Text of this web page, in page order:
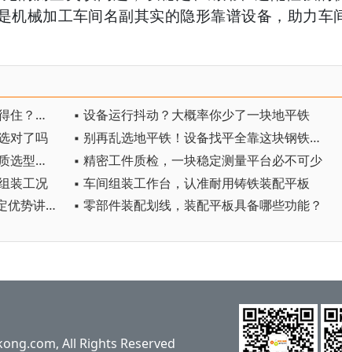
机械加工车间名副其实的隐形靠谱设备，助力车
▪ 设备来回移位碾压，什么地板能扛得住？铁地板
▪ 设备运行抖动？大概率你少了一块地平铁
对了吗
▪ 别再乱选地平铁！设备找平全靠这块钢铁基石
▪ 告别盲目采购！铸铁基础平台高品质选型避坑攻略
▪ 精密工件质检，一块稳定测量平台必不可少
装工况
▪ 车间组装工作台，认准耐用铸铁装配平板
▪ T 型槽装配平板，机械工装组装固定优势讲解
▪ 零部件装配划线，装配平板具备哪些功能？
All Rights Reserved